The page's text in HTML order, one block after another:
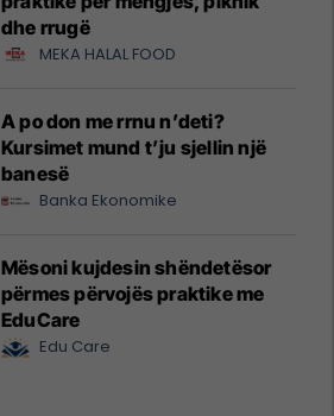
dhe rrugë
MEKA HALAL FOOD
A po don me rrnu n’deti?
Kursimet mund t’ju sjellin një
banesë
Banka Ekonomike
Mësoni kujdesin shëndetësor
përmes përvojës praktike me
EduCare
Edu Care